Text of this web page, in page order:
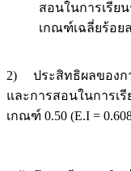
สอนในการเรี
เกณฑ์เฉลี่ยร้อยล
2) ประสิทธิผลของกา
และการสอนในการ
เกณฑ์ 0.50 (E.I =